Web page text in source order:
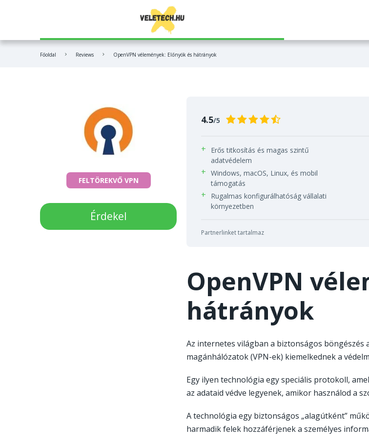
Főoldal Reviews OpenVPN vélemények: Előnyök és hátrányok
FELTÖREKVŐ VPN
Érdekel
4.5/5
Erős titkosítás és magas szintű
adatvédelem
Windows, macOS, Linux, és mobil
támogatás
Rugalmas konfigurálhatóság vállalati
környezetben
Partnerlinket tartalmaz
OpenVPN
hátrányok
Az internetes világban a biztonságos böngészés
magánhálózatok (VPN-ek) kiemelkednek a
Egy ilyen technológia egy speciális protokoll,
az adataid védve legyenek, amikor használod a
A technológia egy biztonságos „alagútként”
harmadik felek hozzáférjenek a személyes
OpenVPN
Bitpanda vélemények